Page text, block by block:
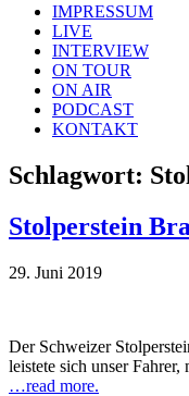
IMPRESSUM
LIVE
INTERVIEW
ON TOUR
ON AIR
PODCAST
KONTAKT
Schlagwort:
Stolperstein
29. Juni 2019
Der Schweizer
leistete sich unser
…read more.